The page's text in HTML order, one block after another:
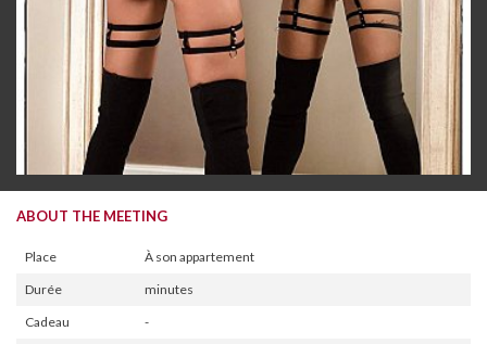
ABOUT THE MEETING
Place
À son appartement
Durée
minutes
Cadeau
-